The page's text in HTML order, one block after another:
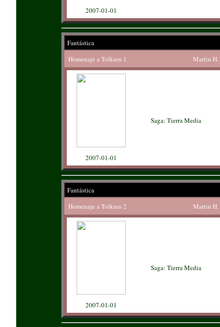
2007-01-01
Fantástica
Homenaje a Tolkien 1
Martin H.
2007-01-01
Saga: Tierra Media
Fantástica
Homenaje a Tolkien 2
Martin H.
2007-01-01
Saga: Tierra Media